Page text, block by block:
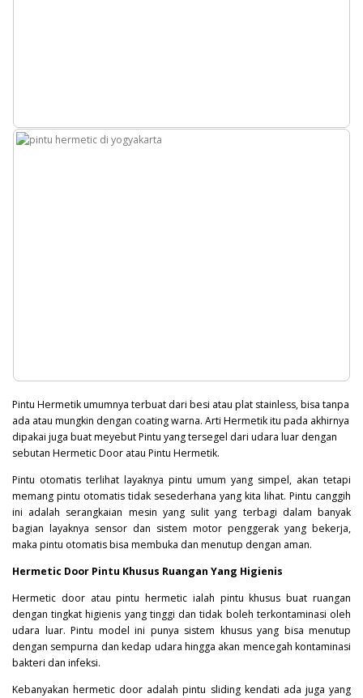
Pintu Hermetik umumnya terbuat dari besi atau plat stainless, bisa tanpa
ada atau mungkin dengan coating warna. Arti Hermetik itu pada akhirnya
dipakai juga buat meyebut Pintu yang tersegel dari udara luar dengan
sebutan Hermetic Door atau Pintu Hermetik.
Pintu otomatis terlihat layaknya pintu umum yang simpel, akan tetapi
memang pintu otomatis tidak sesederhana yang kita lihat. Pintu canggih
ini adalah serangkaian mesin yang sulit yang terbagi dalam banyak
bagian layaknya sensor dan sistem motor penggerak yang bekerja,
maka pintu otomatis bisa membuka dan menutup dengan aman.
Hermetic Door Pintu Khusus Ruangan Yang Higienis
Hermetic door atau pintu hermetic ialah pintu khusus buat ruangan
dengan tingkat higienis yang tinggi dan tidak boleh terkontaminasi oleh
udara luar. Pintu model ini punya sistem khusus yang bisa menutup
dengan sempurna dan kedap udara hingga akan mencegah kontaminasi
bakteri dan infeksi.
Kebanyakan hermetic door adalah pintu sliding kendati ada juga yang